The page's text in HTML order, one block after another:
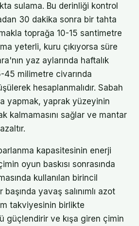
sulama. Bu derinliği kontrol
30 dakika sonra bir tahta
toprağa 10-15 santimetre
yeterli, kuru çıkıyorsa süre
yaz aylarında haftalık
45 milimetre civarında
hesaplanmalıdır. Sabah
yapmak, yaprak yüzeyinin
kalmamasını sağlar ve mantar
kapasitesinin enerji
oyun baskısı sonrasında
kullanılan birincil
yavaş salınımlı azot
takviyesinin birlikte
güçlendirir ve kışa giren çimin